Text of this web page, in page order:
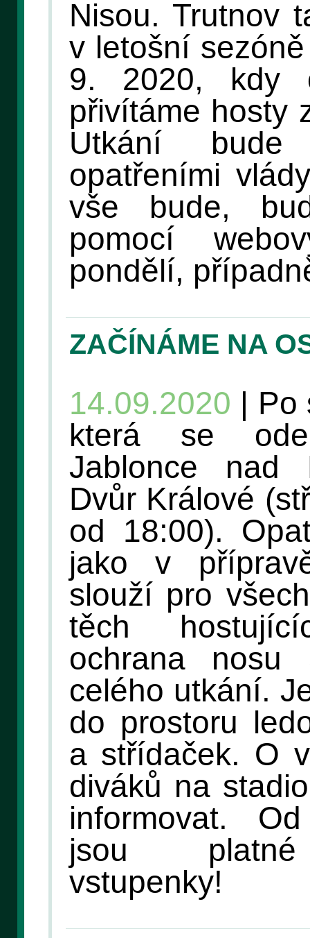
Nisou. Trutnov
v letošní
9. 2020, kdy
přivítáme hosty
Utkání
opatřeními
vše bude,
pomocí
pondělí,
ZAČÍNÁME NA
14.09.2020 | Po
která se
Jablonce nad
Dvůr Králové
od 18:00).
jako v
slouží pro
těch
ochrana
celého utkání.
do prostoru
a střídaček. O
diváků na
informovat.
jsou platné
vstupenky!